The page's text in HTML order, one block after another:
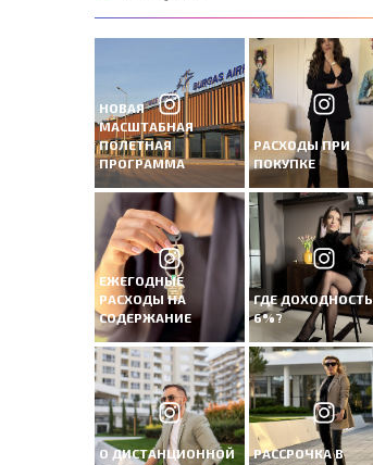
НОВАЯ
МАСШТАБНАЯ
ПОЛЕТНАЯ
ПРОГРАММА
РАСХОДЫ ПРИ
ПОКУПКЕ
ЕЖЕГОДНЫЕ
РАСХОДЫ НА
СОДЕРЖАНИЕ
ГДЕ ДОХОДНОСТЬ
6%?
О ДИСТАНЦИОННОЙ
РАССРОЧКА В